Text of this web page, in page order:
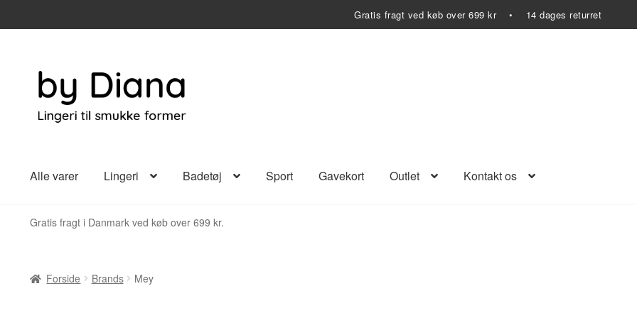
Gratis fragt ved køb over 699 kr • 14 dages returret
Spring
navigation
Spring
indhold
Alle varer Lingeri Badetøj Sport Gavekort Outlet Kontakt os
Gratis fragt i Danmark ved køb over 699 kr.
Forside Brands Mey